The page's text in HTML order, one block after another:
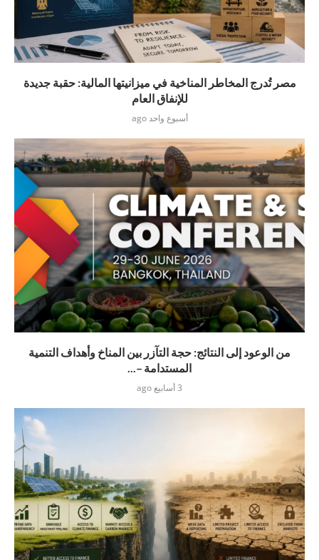
مصر تُدرج المخاطر المناخية في ميزانيتها المالية: حقبة جديدة
للإنفاق العام
أسبوع واحد ago
من الوعود إلى النتائج: حجة التآزر بين المناخ وأهداف التنمية
المستدامة –...
3 أسابيع ago